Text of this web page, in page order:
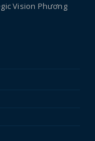
Vision Phương